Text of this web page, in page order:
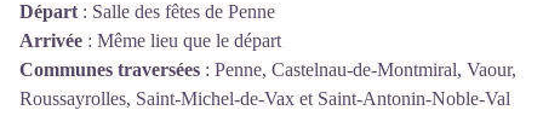
Départ : Salle des fêtes de Penne
Arrivée : Même lieu que le départ
Communes traversées : Penne, Castelnau-de-Montmiral, Vaour,
Roussayrolles, Saint-Michel-de-Vax et Saint-Antonin-Noble-Val